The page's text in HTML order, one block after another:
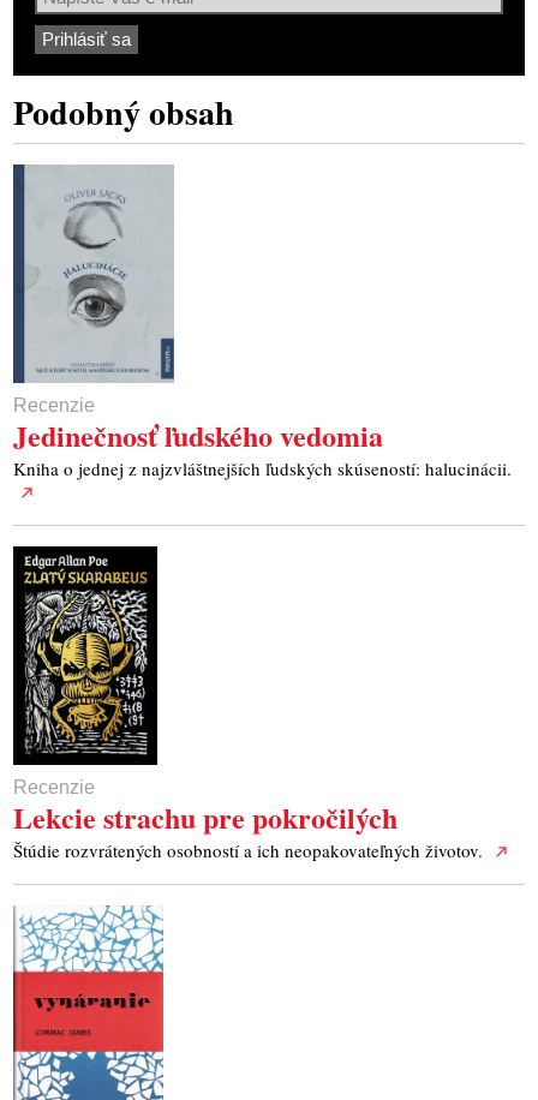
Podobný obsah
Recenzie
Jedinečnosť ľudského vedomia
Kniha o jednej z najzvláštnejších ľudských skúseností: halucinácii.
Recenzie
Lekcie strachu pre pokročilých
Štúdie rozvrátených osobností a ich neopakovateľných životov.